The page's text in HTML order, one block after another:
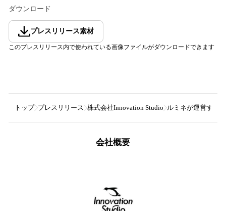
ダウンロード
プレスリリース素材
このプレスリリース内で使われている画像ファイルがダウンロードできます
トップ プレスリリース 株式会社Innovation Studio ルミネが運営する
会社概要